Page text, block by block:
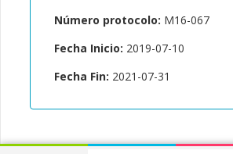
Número protocolo: M16-067
Fecha Inicio: 2019-07-10
Fecha Fin: 2021-07-31